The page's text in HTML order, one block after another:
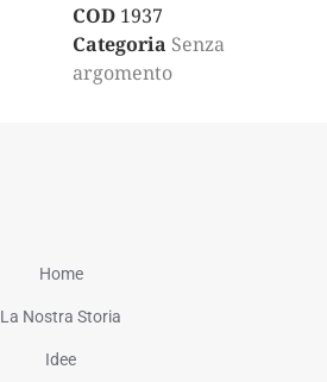
COD 1937
Categoria Senza
argomento
Home
La Nostra Storia
Idee